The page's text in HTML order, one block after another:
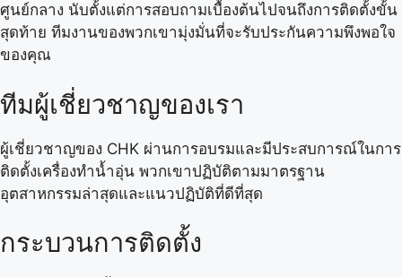
ศูนย์กลาง นับตั้งแต่การสอบถามเบื้องต้นไปจนถึงการติดตั้งขั้น
สุดท้าย ทีมงานของพวกเขามุ่งมั่นที่จะรับประกันความพึงพอใจ
ของคุณ
ทีมผู้เชี่ยวชาญของเรา
ผู้เชี่ยวชาญของ CHK ผ่านการอบรมและมีประสบการณ์ในการ
ติดตั้งเครื่องทำน้ำอุ่น พวกเขาปฏิบัติตามมาตรฐาน
อุตสาหกรรมล่าสุดและแนวปฏิบัติที่ดีที่สุด
กระบวนการติดตั้ง